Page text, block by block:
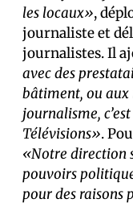
les locaux»,
journaliste et
journalistes. Il
avec des
bâtiment, ou aux
journalisme,
Télévisions».
«Notre direction
pouvoirs
pour des raisons